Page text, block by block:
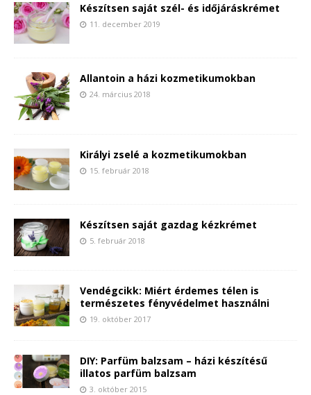
Készítsen saját szél- és időjáráskrémet
11. december 2019
Allantoin a házi kozmetikumokban
24. március 2018
Királyi zselé a kozmetikumokban
15. február 2018
Készítsen saját gazdag kézkrémet
5. február 2018
Vendégcikk: Miért érdemes télen is
természetes fényvédelmet használni
19. október 2017
DIY: Parfüm balzsam – házi készítésű
illatos parfüm balzsam
3. október 2015